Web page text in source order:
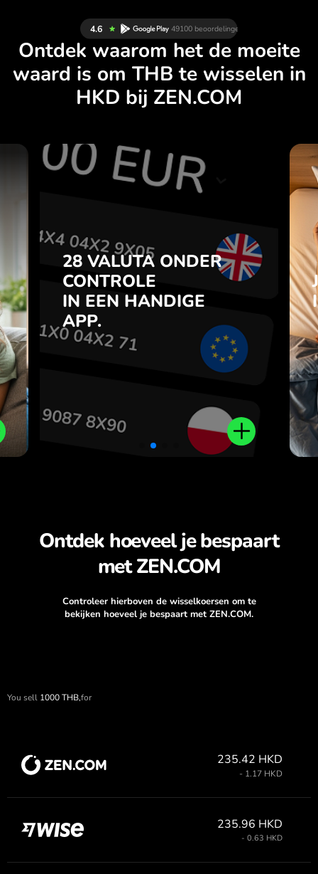
Ontdek waarom het de moeite
waard is om THB te wisselen in
HKD bij ZEN.COM
28 VALUTA ONDER
CONTROLE
IN EEN HANDIGE
APP.
28 VALUTA ONDER
IN EEN HANDIGE
APP.
Koop THB, verkoop HKD en
omgekeerd met één klik in de
Ontdek hoeveel je bespaart
met ZEN.COM
Controleer hierboven de wisselkoersen om te
bekijken hoeveel je bespaart met ZEN.COM.
You sell 1000THB,for
235.42 HKD
- 1.17 HKD
235.96 HKD
- 0.63 HKD